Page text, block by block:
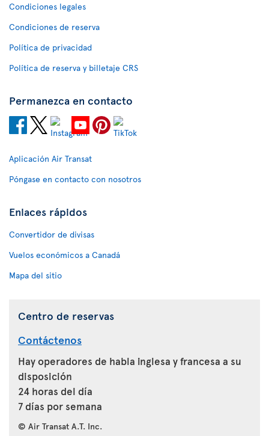
Condiciones legales
Condiciones de reserva
Política de privacidad
Política de reserva y billetaje CRS
Permanezca en contacto
Aplicación Air Transat
Póngase en contacto con nosotros
Enlaces rápidos
Convertidor de divisas
Vuelos económicos a Canadá
Mapa del sitio
Centro de reservas
Contáctenos
Hay operadores de habla inglesa y francesa a su
disposición
24 horas del día
7 días por semana
© Air Transat A.T. Inc.